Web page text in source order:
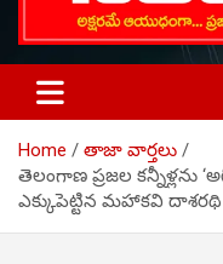
SIRA NEWS
Telugu Online News Daily
Home
తాజా వార్తలు
తెలంగాణ ప్రజల
ఎక్కుపెట్టిన మహాకవి